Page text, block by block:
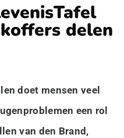
delen
doet mensen veel
een rol
van den Brand,